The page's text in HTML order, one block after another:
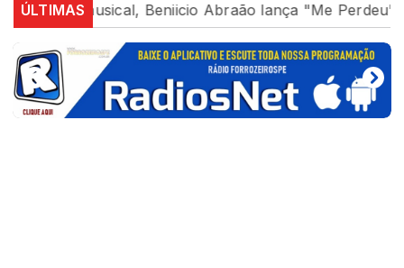
ÚLTIMAS
cenário musical, Beniicio Abraão lança "Me Perdeu"